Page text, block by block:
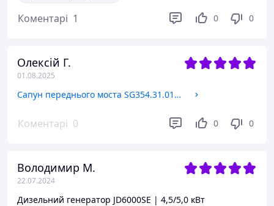
Коментарі 1 0 0
Олексій Г.
01.08.2025
Сапун переднього моста SG354.31.015A 240100202095
Коментарі 0 0 0
Володимир М.
22.07.2024
Дизельний генератор JD6000SE | 4,5/5,0 кВт